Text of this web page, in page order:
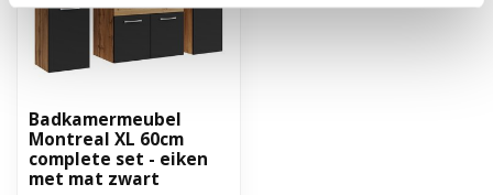
Badkamermeubel
Montreal XL 60cm
complete set - eiken
met mat zwart